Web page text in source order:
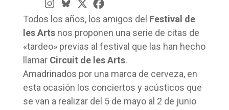
Todos los años, los amigos del Festival de
les Artsnos proponen una serie de citas de
«tardeo» previas al festival que las han hecho
llamar Circuit de les Arts.
Amadrinados por una marca de cerveza, en
esta ocasión los conciertos y acústicos que
se van a realizar del 5 de mayo al 2 de junio